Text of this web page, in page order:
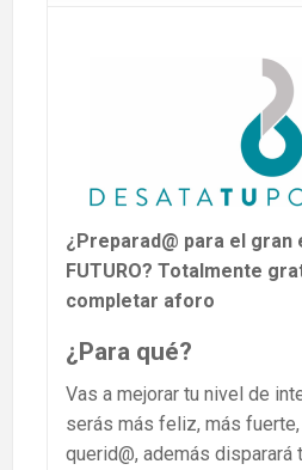
¿Preparad@ para el gran
FUTURO? Totalmente
completar aforo
¿Para qué?
Vas a mejorar tu nivel de
serás más feliz, más
querid@, además